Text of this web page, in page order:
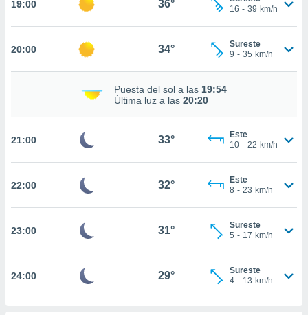
de que
sean
para
ni para
aunque
no
abono
19:00 36°
16 - 39 km/h
20:00 34°
Sureste
9 - 35 km/h
Puesta del sol a las 19:54
Última luz a las 20:20
21:00 33°
Este
10 - 22 km/h
22:00 32°
Este
8 - 23 km/h
23:00 31°
Sureste
5 - 17 km/h
24:00 29°
Sureste
4 - 13 km/h